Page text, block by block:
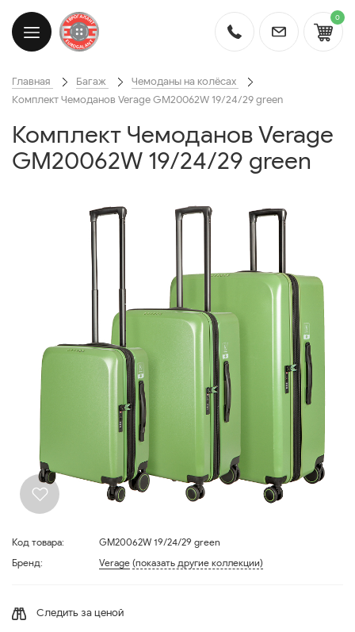
0
Главная Багаж
Чемоданы на колёсах
Комплект Чемоданов Verage GM20062W 19/24/29 green
Комплект Чемоданов Verage
GM20062W 19/24/29 green
Код товара:
GM20062W 19/24/29 green
Бренд:
Verage (показать другие коллекции)
Следить за ценой